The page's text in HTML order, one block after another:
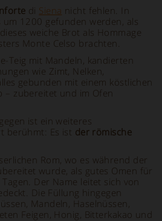
di Siena nicht fehlen. In
um 1200 gefunden werden, als
weiche Brot als Hommage
Monte Celso brachten.
Teig mit Mandeln, kandierten
wie Zimt, Nelken,
gebunden mit einem köstlichen
– zubereitet und im Ofen
ist ein weiteres
berühmt: Es ist der römische
Rom, wo es während der
wurde, als gutes Omen für
Der Name leitet sich von
Die Füllung hingegen
Mandeln, Haselnüssen,
Feigen, Honig, Bitterkakao und